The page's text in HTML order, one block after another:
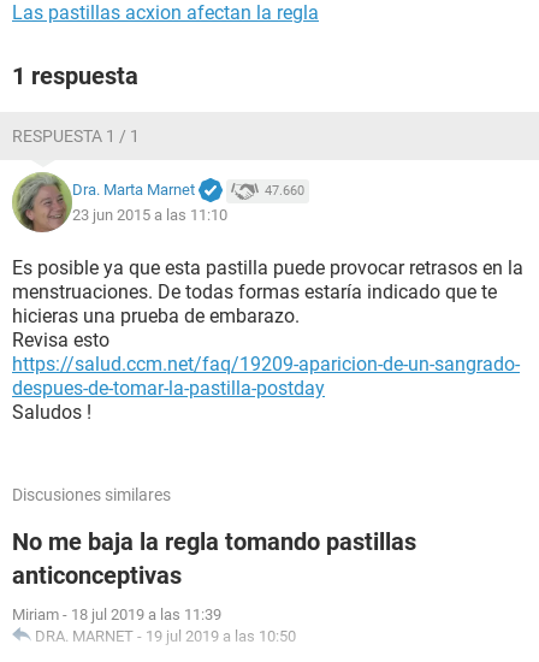
Las pastillas acxion afectan la regla
1 respuesta
RESPUESTA 1 / 1
Dra. Marta Marnet 47.660
23 jun 2015 a las 11:10
Es posible ya que esta pastilla puede provocar retrasos en la
menstruaciones. De todas formas estaría indicado que te
hicieras una prueba de embarazo.
Revisa esto
https://salud.ccm.net/faq/19209-aparicion-de-un-sangrado-
despues-de-tomar-la-pastilla-postday
Saludos !
Discusiones similares
No me baja la regla tomando pastillas
anticonceptivas
Miriam - 18 jul 2019 a las 11:39
DRA. MARNET - 19 jul 2019 a las 10:50